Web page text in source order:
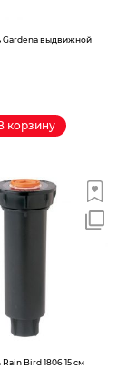
Gardena выдвижной
корзину
Bird 1806 15 см